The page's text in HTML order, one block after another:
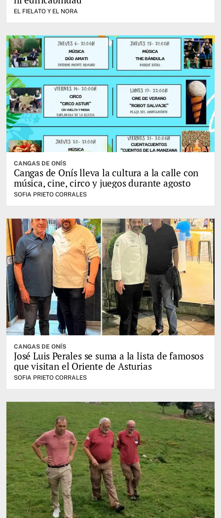
EL FIELATO Y EL NORA
CANGAS DE ONÍS
Cangas de Onís lleva la cultura a la calle con
música, cine, circo y juegos durante agosto
SOFIA PRIETO CORRALES
CANGAS DE ONÍS
José Luis Perales se suma a la lista de famosos
que visitan el Oriente de Asturias
SOFIA PRIETO CORRALES